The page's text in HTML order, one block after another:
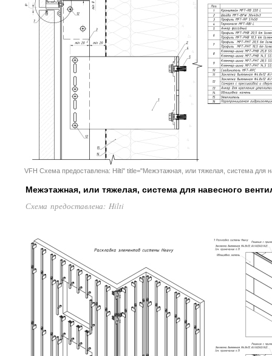
VFH Схема предоставлена: Hilti" title="Межэтажная, или тяжелая, система для
Межэтажная, или тяжелая, система для навесного
Схема предоставлена: Hilti